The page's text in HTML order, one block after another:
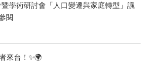
暨學術研討會「人口變遷與家庭轉型」議
閱
來台！✨🌍